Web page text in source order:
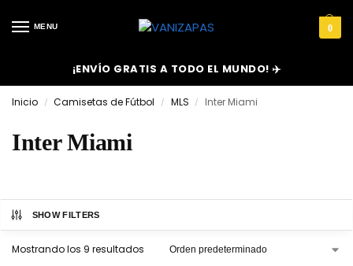
MENU 0
¡ENVÍO GRATIS A TODO EL MUNDO! ✈️
Inicio / Camisetas de Fútbol / MLS / Inter Miami
Inter Miami
SHOW FILTERS
Mostrando los 9 resultados